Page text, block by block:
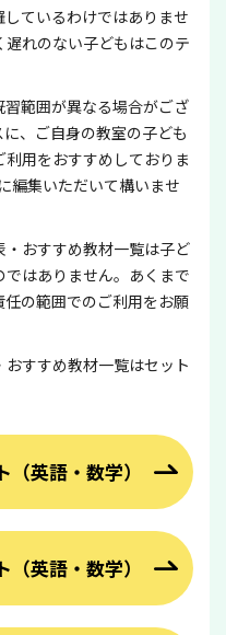
ているわけではありませ
れのない子どもはこのテ
範囲が異なる場合がござ
、ご自身の教室の子ども
用をおすすめしておりま
編集いただいて構いませ
おすすめ教材一覧は子ど
はありません。あくまで
の範囲でのご利用をお願
すすめ教材一覧はセット
英語・数学）
英語・数学）